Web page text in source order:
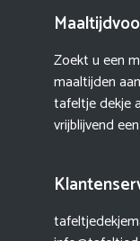
Zoekt u een
maaltijden
tafeltje dekje
vrijblijvend